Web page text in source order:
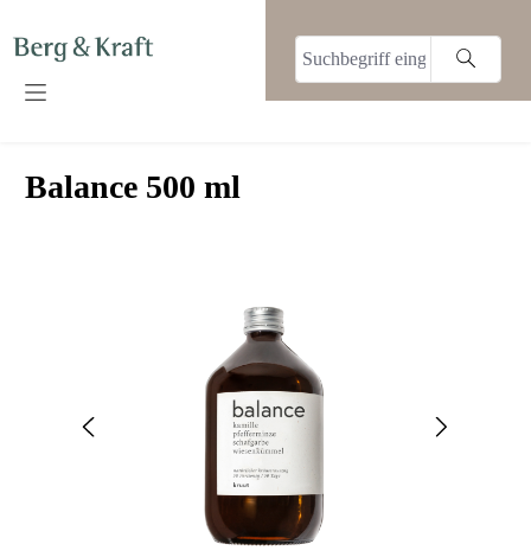
Balance 500 ml
Bildergalerie überspringen